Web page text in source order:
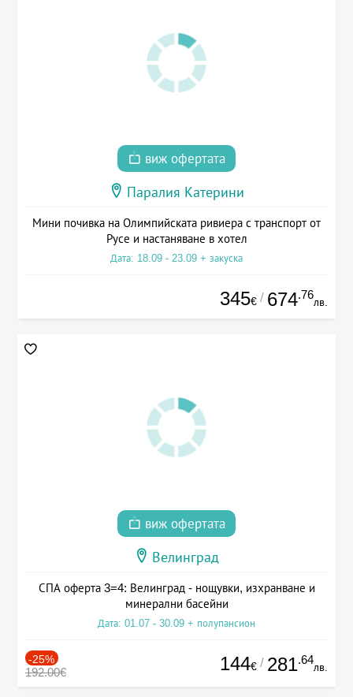
виж офертата
Паралия Катерини
Мини почивка на Олимпийската ривиера с транспорт от
Русе и настаняване в хотел
Дата: 18.09 - 23.09 + закуска
345€ / 674.76
лв.
виж офертата
Велинград
СПА оферта 3=4: Велинград - нощувки, изхранване и
минерални басейни
Дата: 01.07 - 30.09 + полупансион
-25%
192.00€ 144€ / 281.64
лв.